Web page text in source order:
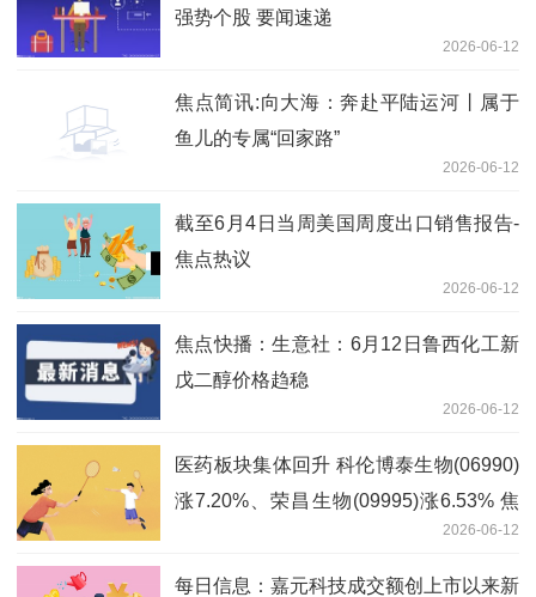
强势个股 要闻速递
2026-06-12
焦点简讯:向大海：奔赴平陆运河丨属于
鱼儿的专属“回家路”
2026-06-12
截至6月4日当周美国周度出口销售报告-
焦点热议
2026-06-12
焦点快播：生意社：6月12日鲁西化工新
戊二醇价格趋稳
2026-06-12
医药板块集体回升 科伦博泰生物(06990)
涨7.20%、荣昌生物(09995)涨6.53% 焦
2026-06-12
每日信息：嘉元科技成交额创上市以来新